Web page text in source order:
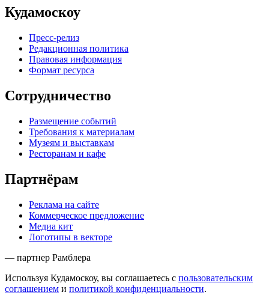
Кудамоскоу
Пресс-релиз
Редакционная политика
Правовая информация
Формат ресурса
Сотрудничество
Размещение событий
Требования к материалам
Музеям и выставкам
Ресторанам и кафе
Партнёрам
Реклама на сайте
Коммерческое предложение
Медиа кит
Логотипы в векторе
— партнер Рамблера
Используя Кудамоскоу, вы соглашаетесь с пользовательским
соглашением и политикой конфиденциальности.